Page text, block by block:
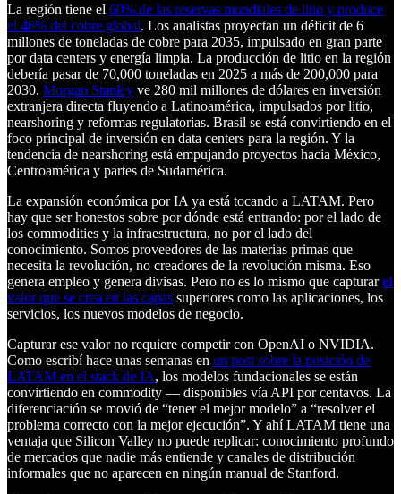
La región tiene el 60% de las reservas mundiales de litio y produce
el 46% del cobre global. Los analistas proyectan un déficit de 6
millones de toneladas de cobre para 2035, impulsado en gran parte
por data centers y energía limpia. La producción de litio en la región
debería pasar de 70,000 toneladas en 2025 a más de 200,000 para
2030. Morgan Stanley ve 280 mil millones de dólares en inversión
extranjera directa fluyendo a Latinoamérica, impulsados por litio,
nearshoring y reformas regulatorias. Brasil se está convirtiendo en el
foco principal de inversión en data centers para la región. Y la
tendencia de nearshoring está empujando proyectos hacia México,
Centroamérica y partes de Sudamérica.
La expansión económica por IA ya está tocando a LATAM. Pero
hay que ser honestos sobre por dónde está entrando: por el lado de
los commodities y la infraestructura, no por el lado del
conocimiento. Somos proveedores de las materias primas que
necesita la revolución, no creadores de la revolución misma. Eso
genera empleo y genera divisas. Pero no es lo mismo que capturarel
valor que se crea en las capas superiores como las aplicaciones, los
servicios, los nuevos modelos de negocio.
Capturar ese valor no requiere competir con OpenAI o NVIDIA.
Como escribí hace unas semanas en un post sobre la posición de
LATAM en el stack de IA, los modelos fundacionales se están
convirtiendo en commodity — disponibles vía API por centavos. La
diferenciación se movió de “tener el mejor modelo” a “resolver el
problema correcto con la mejor ejecución”. Y ahí LATAM tiene una
ventaja que Silicon Valley no puede replicar: conocimiento profundo
de mercados que nadie más entiende y canales de distribución
informales que no aparecen en ningún manual de Stanford.